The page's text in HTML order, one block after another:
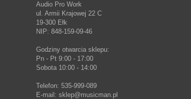
Audio Pro Work
ul. Armii Krajowej 22 C
19-300 Ełk
NIP: 848-159-09-46
Godziny otwarcia sklepu:
Pn - Pt 9:00 - 17:00
Sobota 10:00 - 14:00
Telefon: 535-999-089
E-mail: sklep@musicman.pl